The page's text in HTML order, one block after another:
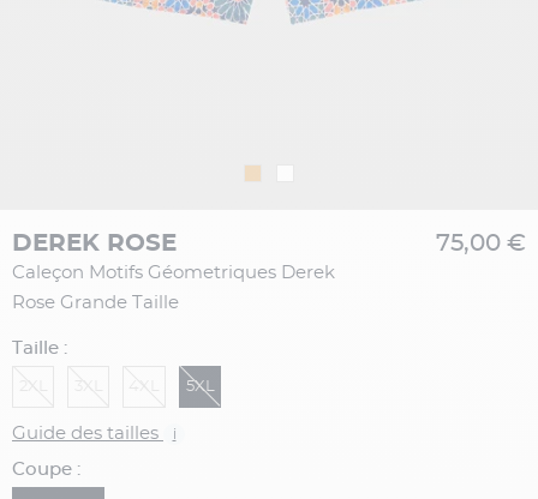
DEREK ROSE
Caleçon Motifs Géometriques Derek
Rose Grande Taille
75,00 €
Taille :
5XL
Guide des tailles i
Coupe :